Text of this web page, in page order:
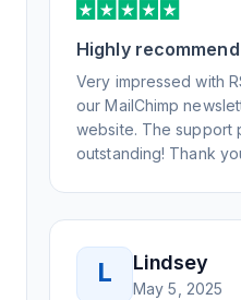
that my users
Honestly, it has been
experience, and I will
know to RSS.app for
Highly recommend
Very impressed with
our MailChimp
website. The support
outstanding! Thank
L Lindsey
May 5, 2025